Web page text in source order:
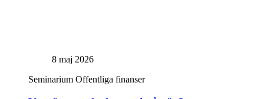
8 maj 2026
Seminarium Offentliga finanser